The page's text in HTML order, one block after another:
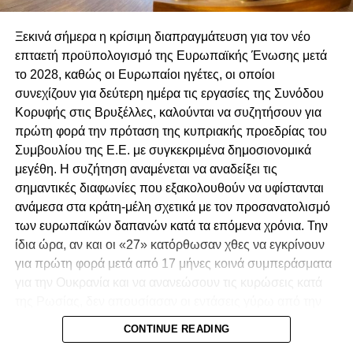
Άμεση παραίτηση του Γ. Σαββίδη και του Σ.
Αγγελίδη από τις θέσεις του Γενικού Εισαγγελέα
και Βοηθού Γενικού Εισαγγελέα.
Ανεξάρτητη διερεύνηση για τα αδικήματα που
καταγράφονται στο Πόρισμα.
Προσαγωγή των υπόπτων στη Δικαιοσύνη,
λογοδοσία και τιμωρία των ενόχων.
Αναστήλωση των θεσμών και του κράτους
δικαίου στην χώρα μας.
Ξεκινά σήμερα η κρίσιμη διαπραγμάτευση για τον νέο
επταετή προϋπολογισμό της Ευρωπαϊκής Ένωσης μετά
το 2028, καθώς οι Ευρωπαίοι ηγέτες, οι οποίοι
συνεχίζουν για δεύτερη ημέρα τις εργασίες της Συνόδου
Κορυφής στις Βρυξέλλες, καλούνται να συζητήσουν για
πρώτη φορά την πρόταση της κυπριακής προεδρίας του
Συμβουλίου της Ε.Ε. με συγκεκριμένα δημοσιονομικά
μεγέθη. Η συζήτηση αναμένεται να αναδείξει τις
σημαντικές διαφωνίες που εξακολουθούν να υφίστανται
ανάμεσα στα κράτη-μέλη σχετικά με τον προσανατολισμό
των ευρωπαϊκών δαπανών κατά τα επόμενα χρόνια. Την
ίδια ώρα, αν και οι «27» κατόρθωσαν χθες να εγκρίνουν
για πρώτη φορά μετά από 17 μήνες κοινά συμπεράσματα
πρωτοβουλία του προέδρου του Ευρωπαϊκού
Συμβουλίου, Αντόνιο Κόστα, να διερευνήσει δίαυλο
CONTINUE READING